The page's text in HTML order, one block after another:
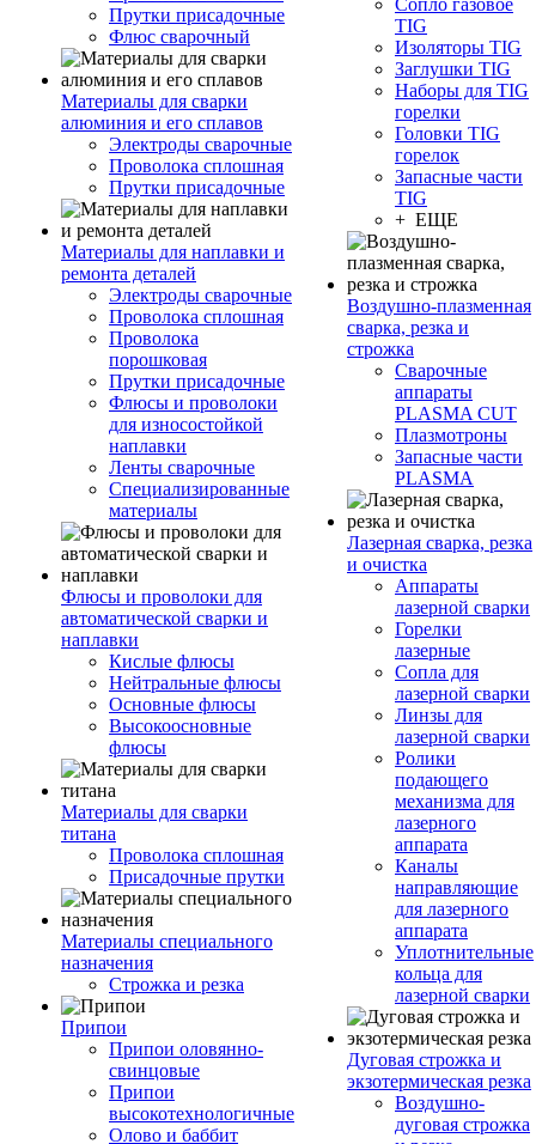
Прутки присадочные
Флюс сварочный
Материалы для сварки
алюминия и его сплавов
Электроды сварочные
Проволока сплошная
Прутки присадочные
Материалы для наплавки и
ремонта деталей
Электроды сварочные
Проволока сплошная
Проволока
порошковая
Прутки присадочные
Флюсы и проволоки
для износостойкой
наплавки
Ленты сварочные
Специализированные
материалы
Флюсы и проволоки для
автоматической сварки и
наплавки
Кислые флюсы
Нейтральные флюсы
Основные флюсы
Высокоосновные
флюсы
Материалы для сварки
титана
Проволока сплошная
Присадочные прутки
Материалы специального
назначения
Строжка и резка
Припои
Припои оловянно-
свинцовые
Припои
высокотехнологичные
Олово и баббит
Сопло газовое
TIG
Изоляторы TIG
Заглушки TIG
Наборы для TIG
горелки
Головки TIG
горелок
Запасные части
TIG
+ ЕЩЕ
Воздушно-плазменная
сварка, резка и
строжка
Сварочные
аппараты
PLASMA CUT
Плазмотроны
Запасные части
PLASMA
Лазерная сварка, резка
и очистка
Аппараты
лазерной сварки
Горелки
лазерные
Сопла для
лазерной сварки
Линзы для
лазерной сварки
Ролики
подающего
механизма для
лазерного
аппарата
Каналы
направляющие
для лазерного
аппарата
Уплотнительные
кольца для
лазерной сварки
Дуговая строжка и
экзотермическая резка
Воздушно-
дуговая строжка